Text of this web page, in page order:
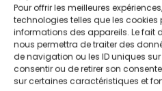
Pour offrir les meilleures
technologies telles que les
informations des appareils. Le fait
nous permettra de traiter des
de navigation ou les ID uniques
consentir ou de retirer son
sur certaines caractéristiques et
VOUS POURREZ
INTÉRESSÉ PAR